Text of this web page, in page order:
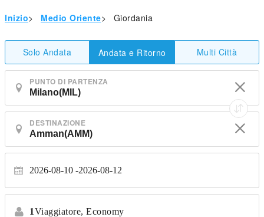
Inizio> Medio Oriente> Giordania
Solo Andata Andata e Ritorno Multi Città
PUNTO DI PARTENZA
DESTINAZIONE
2026-08-10 2026-08-12
1Viaggiatore, Economy